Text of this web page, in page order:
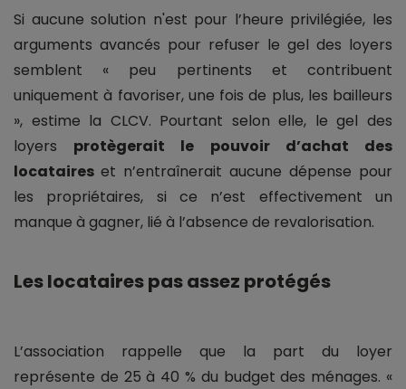
Si aucune solution n'est pour l’heure privilégiée, les
arguments avancés pour refuser le gel des loyers
semblent « peu pertinents et contribuent
uniquement à favoriser, une fois de plus, les bailleurs
», estime la CLCV. Pourtant selon elle, le gel des
loyers protègerait le pouvoir d’achat des
locataires et n’entraînerait aucune dépense pour
les propriétaires, si ce n’est effectivement un
manque à gagner, lié à l’absence de revalorisation.
Les locataires pas assez protégés
L’association rappelle que la part du loyer
représente de 25 à 40 % du budget des ménages. «